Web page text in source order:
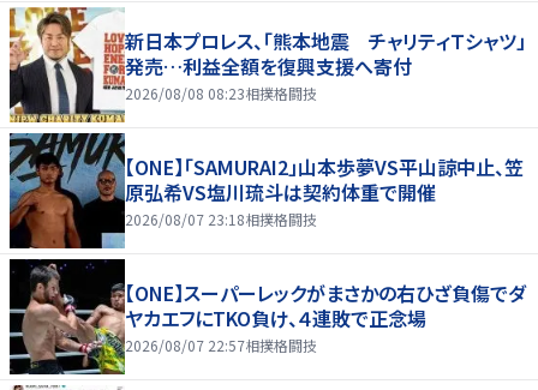
新日本プロレス、「熊本地震 チャリティＴシャツ」
発売…利益全額を復興支援へ寄付
2026/08/08 08:23相撲格闘技
【ONE】「SAMURAI2」山本歩夢VS平山諒中止、笠
原弘希VS塩川琉斗は契約体重で開催
2026/08/07 23:18相撲格闘技
【ONE】スーパーレックがまさかの右ひざ負傷でダ
ヤカエフにTKO負け、４連敗で正念場
2026/08/07 22:57相撲格闘技